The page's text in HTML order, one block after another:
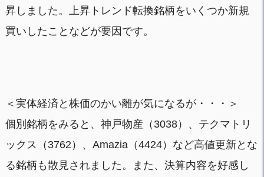
昇しました。上昇トレンド転換銘柄をいくつか新規
買いしたことなどが要因です。
＜実体経済と株価のかい離が気になるが・・・＞
個別銘柄をみると、神戸物産（3038）、テクマトリ
ックス（3762）、Amazia（4424）など高値更新とな
る銘柄も散見されました。また、決算内容を好感し